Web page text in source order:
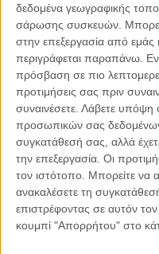
δεδομένα γεωγραφικής
σάρωσης συσκευών.
στην επεξεργασία από
περιγράφεται παραπάνω.
πρόσβαση σε πιο
προτιμήσεις σας πριν
συναινέσετε. Λάβετε υπόψη
προσωπικών σας δεδομένων
συγκατάθεσή σας, αλλά
την επεξεργασία. Οι
τον ιστότοπο. Μπορείτε να
ανακαλέσετε τη
επιστρέφοντας σε αυτόν
κουμπί "Απορρήτου" στο
Τέμπη:
μιας
Γιάννης
στο